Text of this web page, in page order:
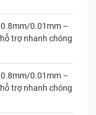
0.01mm –
trợ nhanh chóng
0.01mm –
trợ nhanh chóng